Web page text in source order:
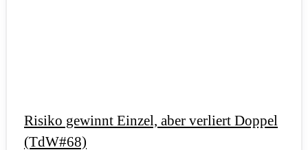
Risiko gewinnt Einzel, aber verliert Doppel
(TdW#68)